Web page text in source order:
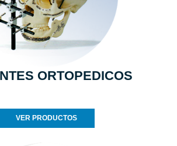
ORTOPEDICOS
VER PRODUCTOS